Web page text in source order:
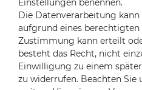
Einstellungen benennen.
Die Datenverarbeitung
aufgrund eines berechtigten
Zustimmung kann erteilt
besteht das Recht, nicht
Einwilligung zu einem
zu widerrufen. Beachten Sie